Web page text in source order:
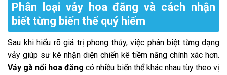
Phân loại vảy hoa đăng và cách nhận
biết từng biến thể quý hiếm
Sau khi hiểu rõ giá trị phong thủy, việc phân biệt từng dạng
vảy giúp sư kê nhận diện chiến kê tiềm năng chính xác hơn.
Vảy gà nổi hoa đăng có nhiều biến thể khác nhau tùy theo vị